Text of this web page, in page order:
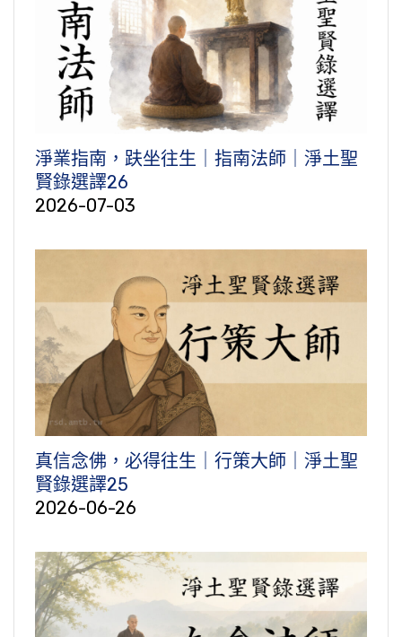
淨業指南，趺坐往生｜指南法師｜淨土聖
賢錄選譯26
2026-07-03
真信念佛，必得往生｜行策大師｜淨土聖
賢錄選譯25
2026-06-26